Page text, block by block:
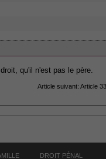
qu'il n'est pas le père.
Article suivant: Article
DROIT PÉNAL